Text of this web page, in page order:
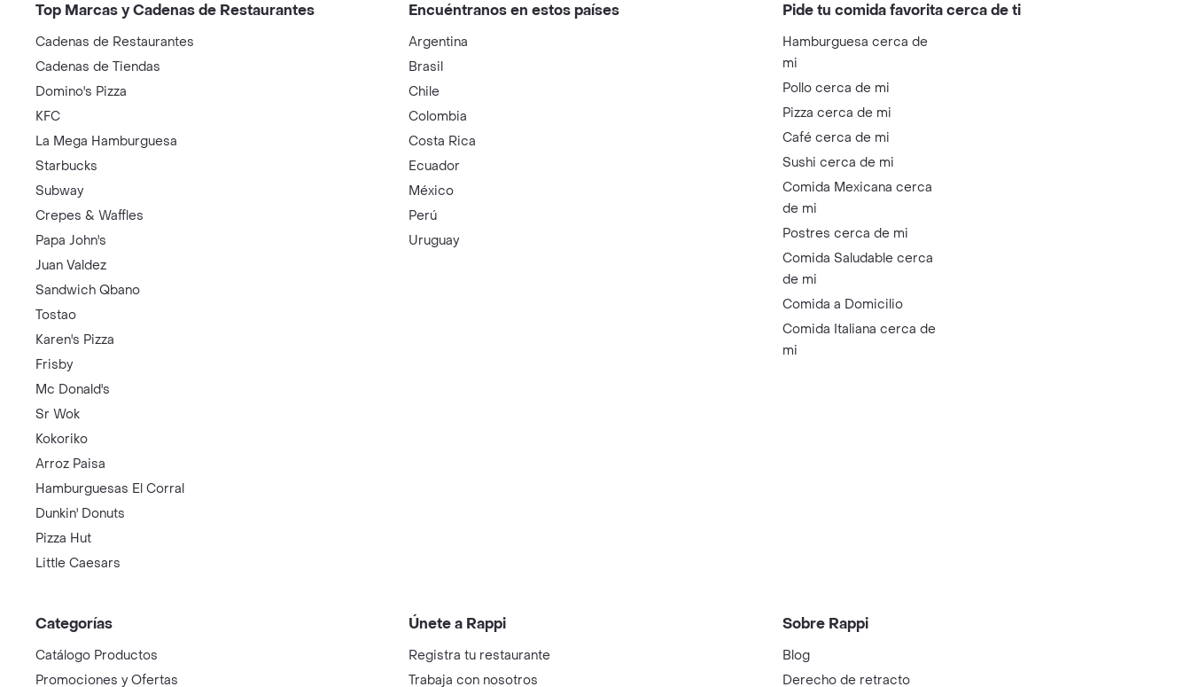
Top Marcas y Cadenas de Restaurantes
Cadenas de Restaurantes
Cadenas de Tiendas
Domino's Pizza
KFC
La Mega Hamburguesa
Starbucks
Subway
Crepes & Waffles
Papa John's
Juan Valdez
Sandwich Qbano
Tostao
Karen's Pizza
Frisby
Mc Donald's
Sr Wok
Kokoriko
Arroz Paisa
Hamburguesas El Corral
Dunkin' Donuts
Pizza Hut
Little Caesars
Encuéntranos en estos países
Argentina
Brasil
Chile
Colombia
Costa Rica
Ecuador
México
Perú
Uruguay
Pide tu comida favorita cerca de ti
Hamburguesa cerca de
mi
Pollo cerca de mi
Pizza cerca de mi
Café cerca de mi
Sushi cerca de mi
Comida Mexicana cerca
de mi
Postres cerca de mi
Comida Saludable cerca
de mi
Comida a Domicilio
Comida Italiana cerca de
mi
Categorías
Catálogo Productos
Promociones y Ofertas
Únete a Rappi
Registra tu restaurante
Trabaja con nosotros
Sobre Rappi
Blog
Derecho de retracto